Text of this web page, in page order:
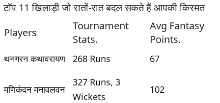
टॉप 11 खिलाड़ी जो रातों-रात बदल सकते हैं आपकी किस्मत
Players
Tournament
Stats.
Avg Fantasy
Points.
थनगरन कथावरायण 268 Runs 67
मणिकंदन मनावलवन
327 Runs, 3
Wickets
102